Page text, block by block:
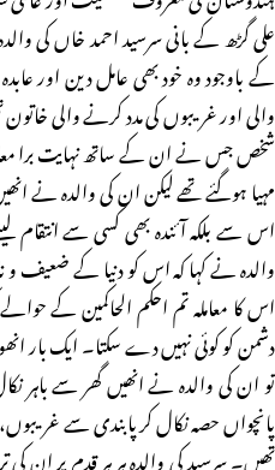
علی گڑھ کے بانی سرسید احمد خاں کی
کے باوجود وہ خود بھی عامل دین اور
والی اور غریبوں کی مدد کرنے والی
شخص جس نے ان کے ساتھ نہایت برا
مہیا ہوگئے تھے لیکن ان کی والدہ نے
اس سے بلکہ آئندہ بھی کسی سے انتقام
والدہ نے کہا کہ اس کو دنیا کے ضعیف و
اس کا معاملہ تم احکم الحاکمین کے
دشمن کو کوئی نہیں دے سکتا۔ ایک بار
تو ان کی والدہ نے انھیں گھر سے باہر
پانچواں حصہ نکال کر پابندی سے
تھیں۔ سرسید کی والدہ ہر ہر قدم پر ان